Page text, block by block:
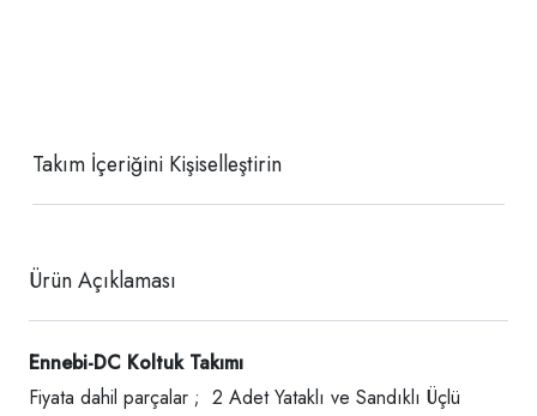
Takım İçeriğini Kişiselleştirin
Ürün Açıklaması
Ennebi-DC Koltuk Takımı
Fiyata dahil parçalar ; 2 Adet Yataklı ve Sandıklı Üçlü